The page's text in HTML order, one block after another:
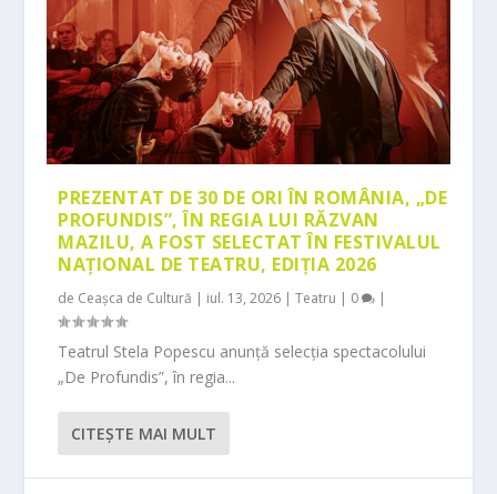
PREZENTAT DE 30 DE ORI ÎN ROMÂNIA, „DE
PROFUNDIS”, ÎN REGIA LUI RĂZVAN
MAZILU, A FOST SELECTAT ÎN FESTIVALUL
NAȚIONAL DE TEATRU, EDIȚIA 2026
de Ceașca de Cultură | iul. 13, 2026 |Teatru | 0 |
Teatrul Stela Popescu anunță selecția spectacolului
„De Profundis”, în regia...
CITEŞTE MAI MULT